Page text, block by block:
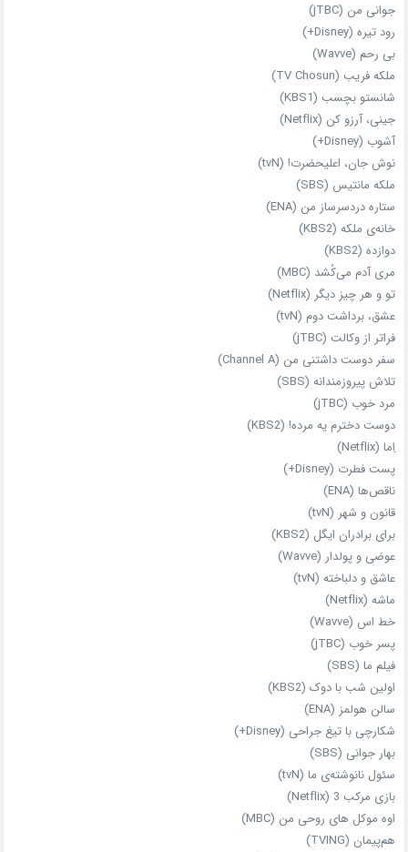
جوانی من (jTBC)
رود تیره (Disney+)
بی‌ رحم (Wavve)
ملکه فریب (TV Chosun)
شانستو بچسب (KBS1)
جینی، آرزو کن (Netflix)
آشوب (Disney+)
نوش جان، اعلیحضرت! (tvN)
ملکه‌ مانتیس (SBS)
ستاره دردسرساز من (ENA)
خانه‌ی ملکه (KBS2)
دوازده (KBS2)
مری آدم می‌کُشد (MBC)
تو و هر چیز دیگر (Netflix)
عشق، برداشت دوم (tvN)
فراتر از وکالت (jTBC)
سفر دوست‌ داشتنی من (Channel A)
تلاش پیروزمندانه (SBS)
مرد خوب (jTBC)
دوست دخترم یه مرده! (KBS2)
اِما (Netflix)
پست فطرت (Disney+)
ناقص‌ها (ENA)
قانون و شهر (tvN)
برای برادران ایگل (KBS2)
عوضی و پولدار (Wavve)
عاشق و دلباخته (tvN)
ماشه (Netflix)
خط اس (Wavve)
پسر خوب (jTBC)
فیلم ما (SBS)
اولین شب با دوک (KBS2)
سالن هولمز (ENA)
شکارچی با تیغ جراحی (Disney+)
بهار جوانی (SBS)
سئول نانوشته‌ی ما (tvN)
بازی مرکب 3 (Netflix)
اوه موکل های روحی من (MBC)
هم‌پیمان (TVING)